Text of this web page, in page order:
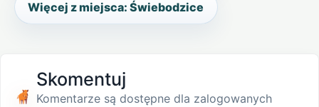
Więcej z miejsca: Świebodzice
Skomentuj
Komentarze są dostępne dla zalogowanych